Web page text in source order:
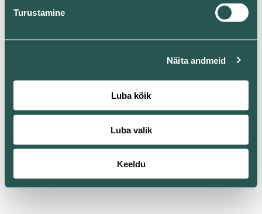
Turustamine
Näita andmeid
Luba kõik
Luba valik
Keeldu